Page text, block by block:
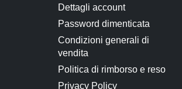
Dettagli account
Password dimenticata
Condizioni generali di
vendita
Politica di rimborso e reso
Privacy Policy